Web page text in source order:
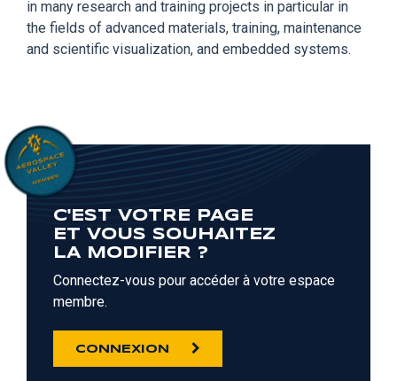
in many research and training projects in particular in
the fields of advanced materials, training, maintenance
and scientific visualization, and embedded systems.
C'EST VOTRE PAGE
ET VOUS SOUHAITEZ
LA MODIFIER ?
Connectez-vous pour accéder à votre espace
membre.
CONNEXION